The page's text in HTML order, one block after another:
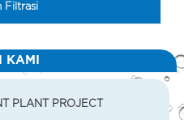
Filtrasi
KAMI
PLANT PROJECT